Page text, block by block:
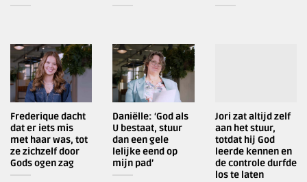
Frederique dacht
dat er iets mis
met haar was, tot
ze zichzelf door
Gods ogen zag
Daniëlle: ‘God als
U bestaat, stuur
dan een gele
lelijke eend op
mijn pad’
Jori zat altijd zelf
aan het stuur,
totdat hij God
leerde kennen en
de controle durfde
los te laten